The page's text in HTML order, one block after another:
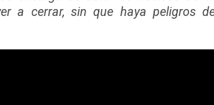
a cerrar, sin que haya peligros